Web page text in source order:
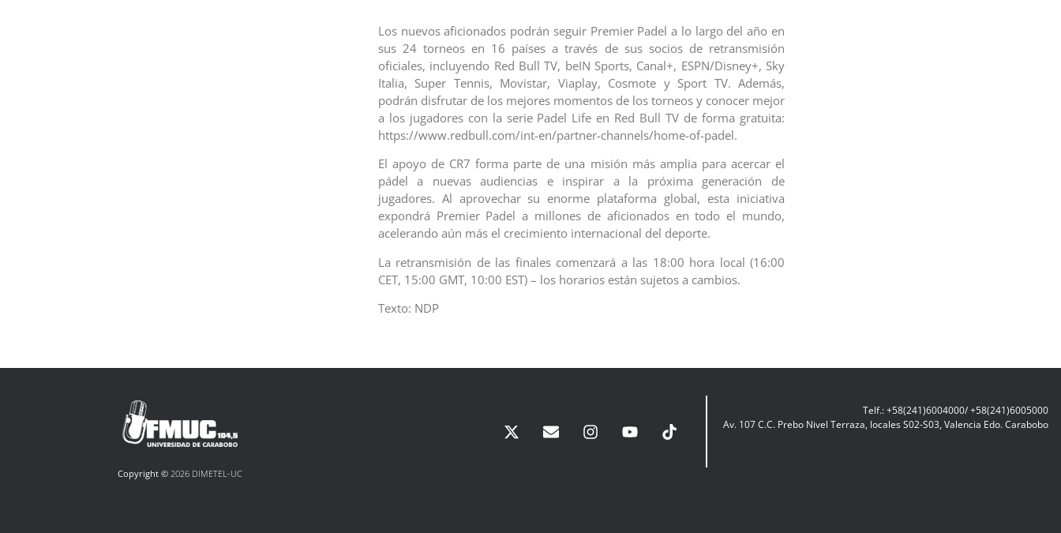
Los nuevos aficionados podrán seguir Premier Padel a lo largo del año en
sus 24 torneos en 16 países a través de sus socios de retransmisión
oficiales, incluyendo Red Bull TV, beIN Sports, Canal+, ESPN/Disney+, Sky
Italia, Super Tennis, Movistar, Viaplay, Cosmote y Sport TV. Además,
podrán disfrutar de los mejores momentos de los torneos y conocer mejor
a los jugadores con la serie Padel Life en Red Bull TV de forma gratuita:
https://www.redbull.com/int-en/partner-channels/home-of-padel.
El apoyo de CR7 forma parte de una misión más amplia para acercar el
pádel a nuevas audiencias e inspirar a la próxima generación de
jugadores. Al aprovechar su enorme plataforma global, esta iniciativa
expondrá Premier Padel a millones de aficionados en todo el mundo,
acelerando aún más el crecimiento internacional del deporte.
La retransmisión de las finales comenzará a las 18:00 hora local (16:00
CET, 15:00 GMT, 10:00 EST) – los horarios están sujetos a cambios.
Texto: NDP
Copyright ©2026 DIMETEL-UC
Telf.: +58(241)6004000/ +58(241)6005000
Av. 107 C.C. Prebo Nivel Terraza, locales S02-S03, Valencia Edo. Carabobo